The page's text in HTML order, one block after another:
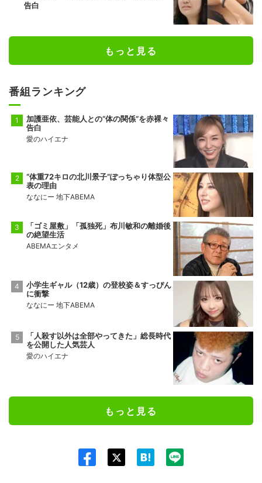
告白
もっと見る
番組ランキング
加護亜依、芸能人との“体の関係”を赤裸々
告白
愛のハイエナ
“体重72キロの北川景子”ぽっちゃり体型公
表の理由
ななにー 地下ABEMA
「ゴミ屋敷」「孤独死」布川敏和の離婚後
の絶望生活
ABEMAエンタメ
小学生ギャル（12歳）の登校姿＆すっぴん
に衝撃
ななにー 地下ABEMA
「人殺す以外は全部やってきた」総長時代
を公開した人気芸人
愛のハイエナ
もっと見る